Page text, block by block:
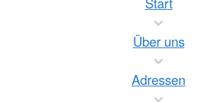
Über uns
Adressen